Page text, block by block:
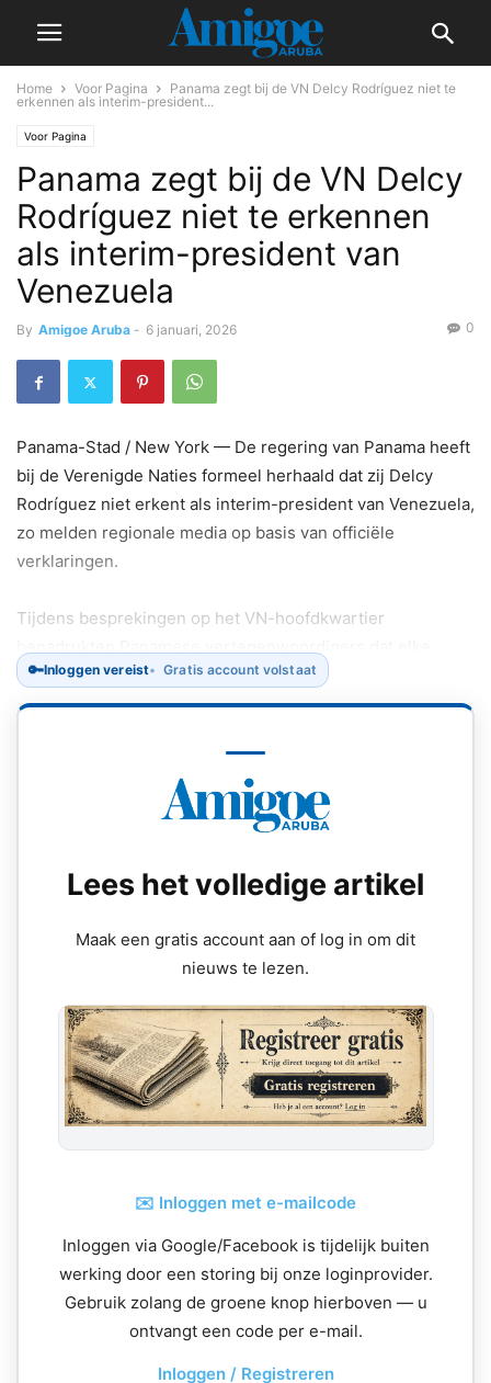
Home Voor Pagina
Panama zegt bij de VN Delcy Rodríguez niet te
erkennen als interim-president...
Voor Pagina
Panama zegt bij de VN Delcy
Rodríguez niet te erkennen
als interim-president van
Venezuela
By Amigoe Aruba - 6 januari, 2026 0
Panama-Stad / New York — De regering van Panama heeft
bij de Verenigde Naties formeel herhaald dat zij Delcy
Rodríguez niet erkent als interim-president van Venezuela,
zo melden regionale media op basis van officiële
verklaringen.
Tijdens besprekingen op het VN-hoofdkwartier
politieke overgang in Venezuela moet zijn gebaseerd op
democratische legitimiteit en respect voor de wil van de
🔑Inloggen vereist Gratis account volstaat
Lees het volledige artikel
Maak een gratis account aan of log in om dit
nieuws te lezen.
✉️ Inloggen met e-mailcode
Inloggen via Google/Facebook is tijdelijk buiten
werking door een storing bij onze loginprovider.
Gebruik zolang de groene knop hierboven — u
ontvangt een code per e-mail.
Inloggen / Registreren